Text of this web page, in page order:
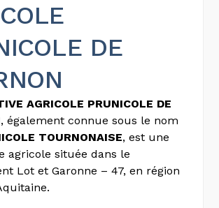
DE
AGRICOLE PRUNICOLE DE
, également connue sous le nom
TOURNONAISE, est une
agricole située dans le
Lot et Garonne – 47, en région